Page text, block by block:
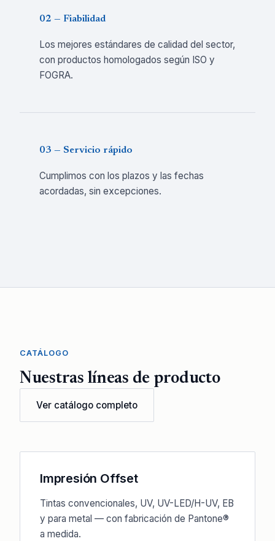
02 — Fiabilidad
Los mejores estándares de calidad del sector,
con productos homologados según ISO y
FOGRA.
03 — Servicio rápido
Cumplimos con los plazos y las fechas
acordadas, sin excepciones.
CATÁLOGO
Nuestras líneas de producto
Ver catálogo completo
Impresión Offset
Tintas convencionales, UV, UV-LED/H-UV, EB
y para metal — con fabricación de Pantone®
a medida.